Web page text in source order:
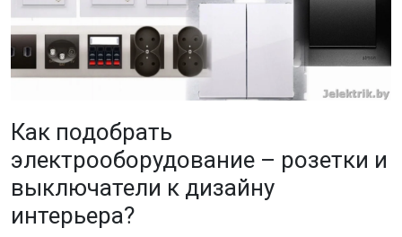
Как подобрать
электрооборудование – розетки и
выключатели к дизайну
интерьера?